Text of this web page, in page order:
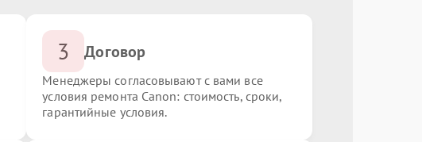
3 Договор
Менеджеры согласовывают с вами все
условия ремонта Canon: стоимость, сроки,
гарантийные условия.